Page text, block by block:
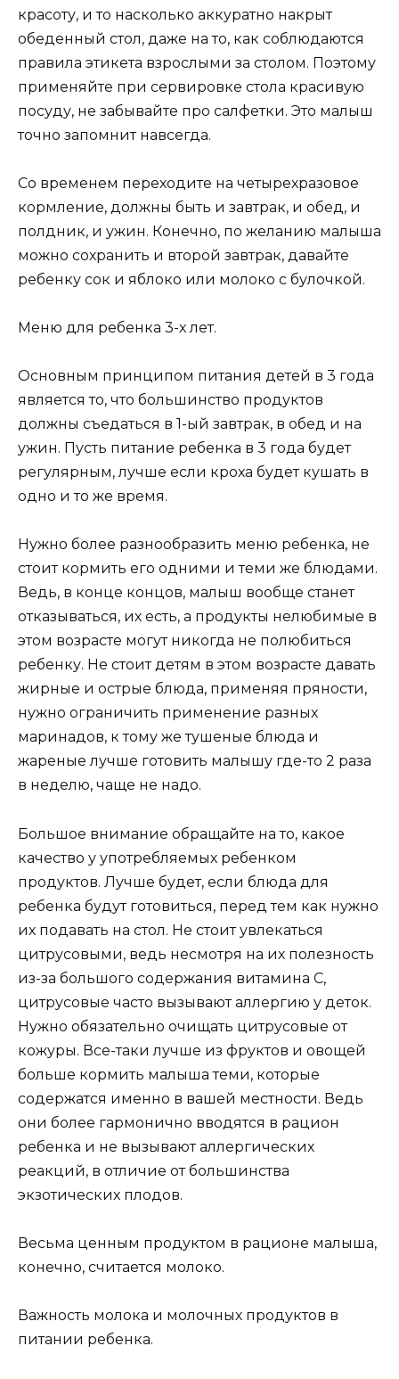
красоту, и то насколько аккуратно накрыт
обеденный стол, даже на то, как соблюдаются
правила этикета взрослыми за столом. Поэтому
применяйте при сервировке стола красивую
посуду, не забывайте про салфетки. Это малыш
точно запомнит навсегда.
Со временем переходите на четырехразовое
кормление, должны быть и завтрак, и обед, и
полдник, и ужин. Конечно, по желанию малыша
можно сохранить и второй завтрак, давайте
ребенку сок и яблоко или молоко с булочкой.
Меню для ребенка 3-х лет.
Основным принципом питания детей в 3 года
является то, что большинство продуктов
должны съедаться в 1-ый завтрак, в обед и на
ужин. Пусть питание ребенка в 3 года будет
регулярным, лучше если кроха будет кушать в
одно и то же время.
Нужно более разнообразить меню ребенка, не
стоит кормить его одними и теми же блюдами.
Ведь, в конце концов, малыш вообще станет
отказываться, их есть, а продукты нелюбимые в
этом возрасте могут никогда не полюбиться
ребенку. Не стоит детям в этом возрасте давать
жирные и острые блюда, применяя пряности,
нужно ограничить применение разных
маринадов, к тому же тушеные блюда и
жареные лучше готовить малышу где-то 2 раза
в неделю, чаще не надо.
Большое внимание обращайте на то, какое
качество у употребляемых ребенком
продуктов. Лучше будет, если блюда для
ребенка будут готовиться, перед тем как нужно
их подавать на стол. Не стоит увлекаться
цитрусовыми, ведь несмотря на их полезность
из-за большого содержания витамина С,
цитрусовые часто вызывают аллергию у деток.
Нужно обязательно очищать цитрусовые от
кожуры. Все-таки лучше из фруктов и овощей
больше кормить малыша теми, которые
содержатся именно в вашей местности. Ведь
они более гармонично вводятся в рацион
ребенка и не вызывают аллергических
реакций, в отличие от большинства
экзотических плодов.
Весьма ценным продуктом в рационе малыша,
конечно, считается молоко.
Важность молока и молочных продуктов в
питании ребенка.